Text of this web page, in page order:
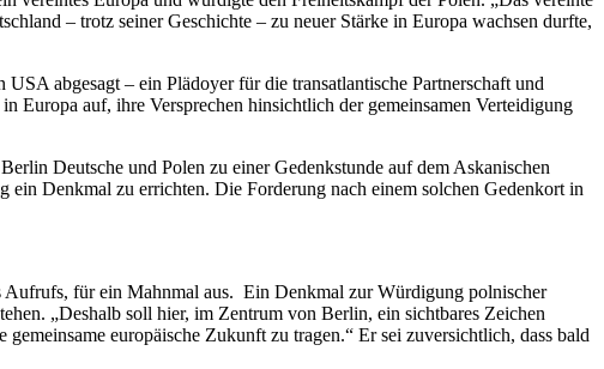
– trotz seiner Geschichte – zu neuer Stärke in Europa wachsen durfte,
abgesagt – ein Plädoyer für die transatlantische Partnerschaft und
Europa auf, ihre Versprechen hinsichtlich der gemeinsamen Verteidigung
Deutsche und Polen zu einer Gedenkstunde auf dem Askanischen
Denkmal zu errichten. Die Forderung nach einem solchen Gedenkort in
Aufrufs, für ein Mahnmal aus. Ein Denkmal zur Würdigung polnischer
„Deshalb soll hier, im Zentrum von Berlin, ein sichtbares Zeichen
europäische Zukunft zu tragen.“ Er sei zuversichtlich, dass bald